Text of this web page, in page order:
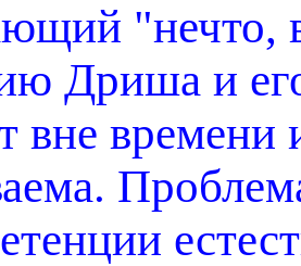
"нечто,
Дриша и его
вне времени